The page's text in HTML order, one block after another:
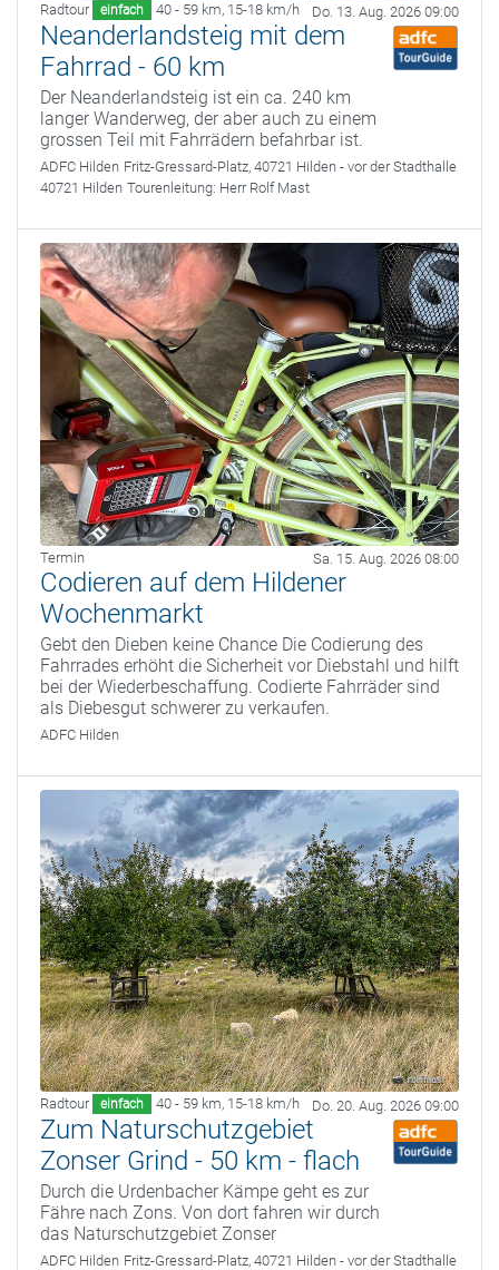
Radtour einfach 40 - 59 km, 15-18 km/h Do. 13. Aug. 2026 09:00
Neanderlandsteig mit dem
Fahrrad - 60 km
Der Neanderlandsteig ist ein ca. 240 km
langer Wanderweg, der aber auch zu einem
grossen Teil mit Fahrrädern befahrbar ist.
ADFC Hilden Fritz-Gressard-Platz, 40721 Hilden - vor der Stadthalle
40721 Hilden Tourenleitung: Herr Rolf Mast
Termin Sa. 15. Aug. 2026 08:00
Codieren auf dem Hildener
Wochenmarkt
Gebt den Dieben keine Chance Die Codierung des
Fahrrades erhöht die Sicherheit vor Diebstahl und hilft
bei der Wiederbeschaffung. Codierte Fahrräder sind
als Diebesgut schwerer zu verkaufen.
ADFC Hilden
Radtour einfach 40 - 59 km, 15-18 km/h Do. 20. Aug. 2026 09:00
Zum Naturschutzgebiet
Zonser Grind - 50 km - flach
Durch die Urdenbacher Kämpe geht es zur
Fähre nach Zons. Von dort fahren wir durch
das Naturschutzgebiet Zonser
ADFC Hilden Fritz-Gressard-Platz, 40721 Hilden - vor der Stadthalle